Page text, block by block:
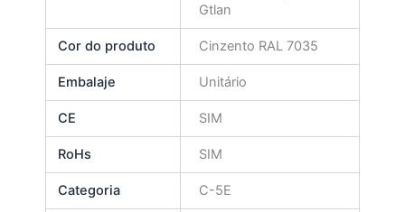
Gtlan
Cor do produto Cinzento RAL 7035
Embalaje Unitário
CE SIM
RoHs SIM
Categoria C-5E